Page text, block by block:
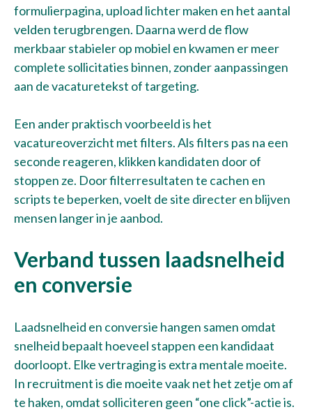
Talentwave Solution
Pronkstukken
Kennisbank
Werken bij
Over ons
Contact
Maak een afspraak
formulierpagina, upload lichter maken en het aantal
velden terugbrengen. Daarna werd de flow
merkbaar stabieler op mobiel en kwamen er meer
complete sollicitaties binnen, zonder aanpassingen
aan de vacaturetekst of targeting.
Een ander praktisch voorbeeld is het
vacatureoverzicht met filters. Als filters pas na een
seconde reageren, klikken kandidaten door of
stoppen ze. Door filterresultaten te cachen en
scripts te beperken, voelt de site directer en blijven
mensen langer in je aanbod.
Verband tussen laadsnelheid
en conversie
Laadsnelheid en conversie hangen samen omdat
snelheid bepaalt hoeveel stappen een kandidaat
doorloopt. Elke vertraging is extra mentale moeite.
In recruitment is die moeite vaak net het zetje om af
te haken, omdat solliciteren geen “one click”-actie is.